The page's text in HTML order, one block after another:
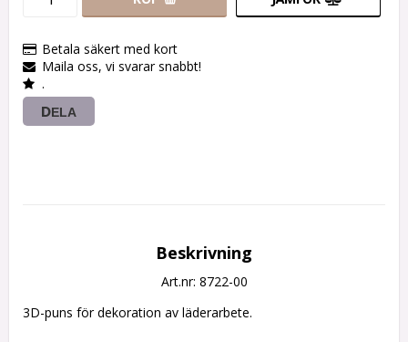
Betala säkert med kort
Maila oss, vi svarar snabbt!
.
DELA
Beskrivning
Art.nr: 8722-00
3D-puns för dekoration av läderarbete.